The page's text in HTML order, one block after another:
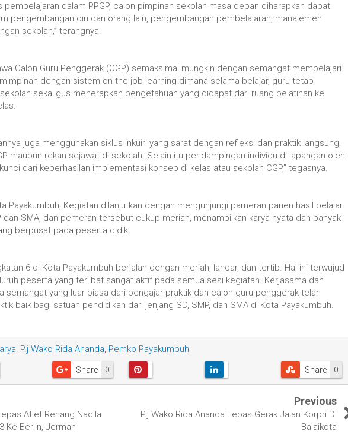
pembelajaran dalam PPGP, calon pimpinan sekolah masa depan diharapkan dapat
pengembangan diri dan orang lain, pengembangan pembelajaran, manajemen
sekolah,” terangnya.
Calon Guru Penggerak (CGP) semaksimal mungkin dengan semangat mempelajari
dengan sistem on-the-job learning dimana selama belajar, guru tetap
sekaligus menerapkan pengetahuan yang didapat dari ruang pelatihan ke
juga menggunakan siklus inkuiri yang sarat dengan refleksi dan praktik langsung,
maupun rekan sejawat di sekolah. Selain itu pendampingan individu di lapangan oleh
dari keberhasilan implementasi konsep di kelas atau sekolah CGP,” tegasnya.
Payakumbuh, Kegiatan dilanjutkan dengan mengunjungi pameran panen hasil belajar
dan SMA, dan pemeran tersebut cukup meriah, menampilkan karya nyata dan banyak
berpusat pada peserta didik.
6 di Kota Payakumbuh berjalan dengan meriah, lancar, dan tertib. Hal ini terwujud
peserta yang terlibat sangat aktif pada semua sesi kegiatan. Kerjasama dan
semangat yang luar biasa dari pengajar praktik dan calon guru penggerak telah
baik bagi satuan pendidikan dari jenjang SD, SMP, dan SMA di Kota Payakumbuh.
P.j Wako Rida Ananda Pemko Payakumbuh
0
Share 0
Share
Atlet Renang Nadila
Ke Berlin, Jerman
Previous
P.j Wako Rida Ananda Lepas Gerak Jalan Korpri Di
Balaikota